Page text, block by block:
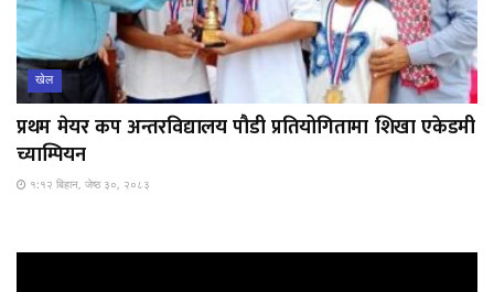
खेल
प्रथम मेयर कप अन्तरविद्यालय पौडी प्रतियोगितामा शिखा एकेडमी
च्याम्पियन
१:१२ बिहान, जेष्ठ ३०, २०८३